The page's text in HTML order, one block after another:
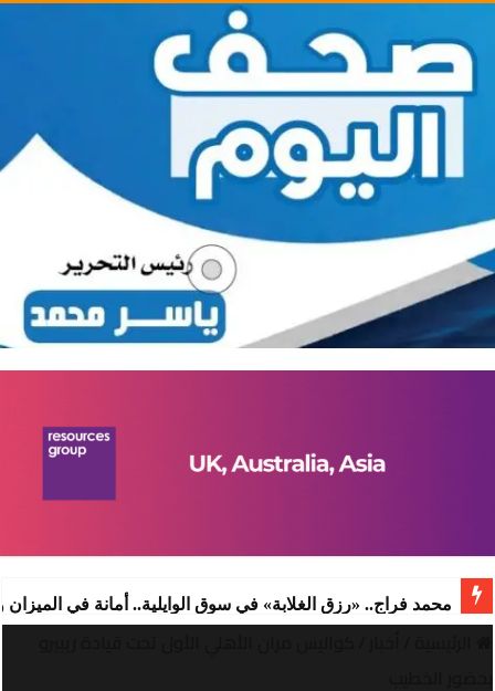
محمد فراج.. «رزق الغلابة» في سوق الوايلية.. أمانة في